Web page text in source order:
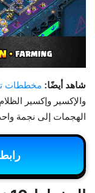
شاهد أيضًا: مخططات تاون 18
والإكسير وإكسير
الهجمات إلى نجمة